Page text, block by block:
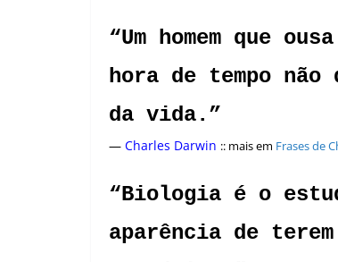
“Um homem que
hora de tempo
da vida.”
— Charles Darwin :: mais em Frases de
“Biologia é o
aparência de